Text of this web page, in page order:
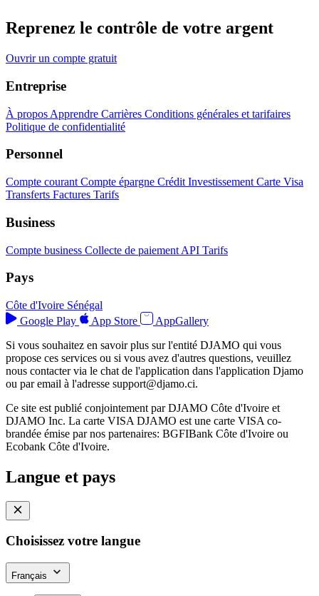
Reprenez le contrôle de votre argent
Ouvrir un compte gratuit
Entreprise
À propos Apprendre Carrières Conditions générales et tarifaires
Politique de confidentialité
Personnel
Compte courant Compte épargne Crédit Investissement Carte Visa
Transferts Factures Tarifs
Business
Compte business Collecte de paiement API Tarifs
Pays
Côte d'Ivoire Sénégal
Google Play
App Store
AppGallery
Si vous souhaitez en savoir plus sur l'entité DJAMO qui vous
propose ces services ou si vous avez d'autres questions, veuillez
nous contacter via le chat de l'application dans l'application Djamo
ou par email à l'adresse support@djamo.ci.
Ce site est publié conjointement par DJAMO Côte d'Ivoire et
DJAMO Inc. La carte VISA DJAMO est une carte VISA co-
brandée émise par nos partenaires: BGFIBank Côte d'Ivoire ou
Ecobank Côte d'Ivoire.
Langue et pays
Choisissez votre langue
Français